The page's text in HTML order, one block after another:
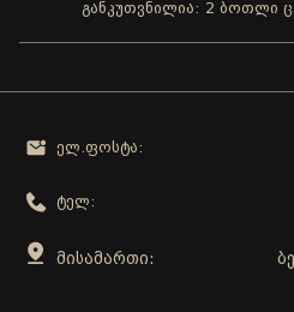
განკუთვნილია: 2 ბოთლი
ელ.ფოსტა:
ტელ:
მისამართი: